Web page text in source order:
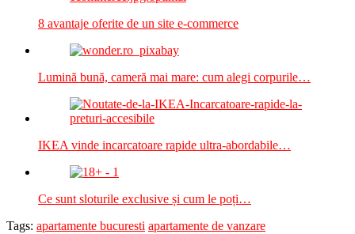
8 avantaje oferite de un site e-commerce
Lumină bună, cameră mai mare: cum alegi corpurile…
IKEA vinde incarcatoare rapide ultra-abordabile…
Ce sunt sloturile exclusive și cum le poți…
Tags: apartamente bucuresti apartamente de vanzare